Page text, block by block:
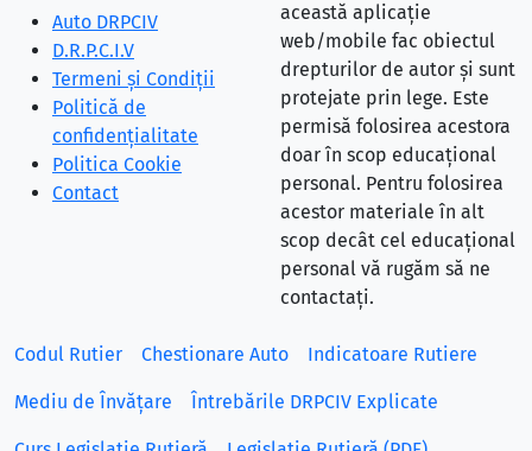
Auto DRPCIV
D.R.P.C.I.V
Termeni și Condiții
Politică de
confidențialitate
Politica Cookie
Contact
această aplicație
web/mobile fac obiectul
drepturilor de autor și sunt
protejate prin lege. Este
permisă folosirea acestora
doar în scop educațional
personal. Pentru folosirea
acestor materiale în alt
scop decât cel educațional
personal vă rugăm să ne
contactați.
Codul Rutier Chestionare Auto Indicatoare Rutiere
Mediu de Învățare Întrebările DRPCIV Explicate